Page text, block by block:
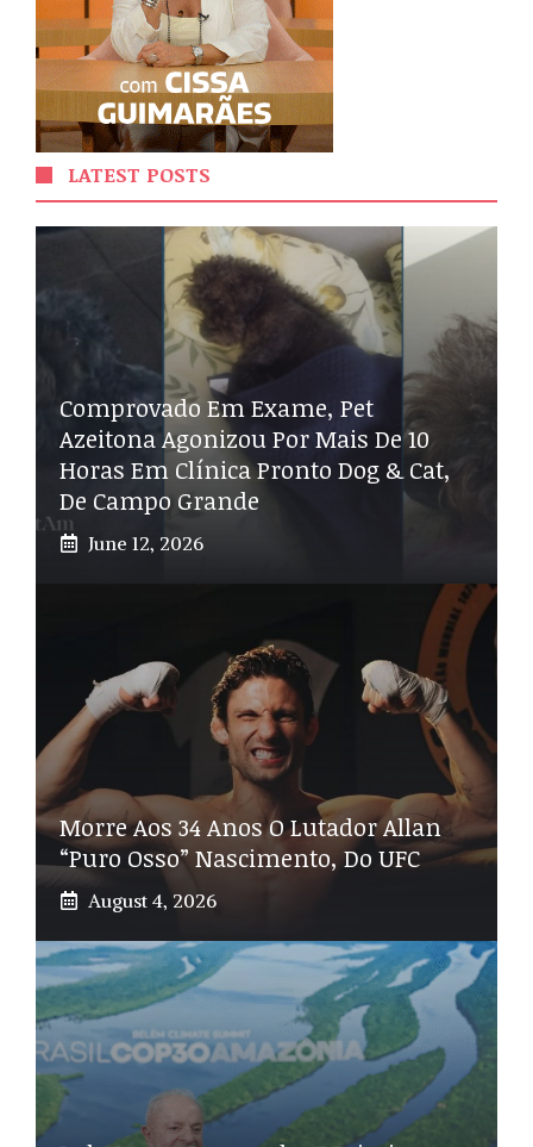
LATEST POSTS
Comprovado Em Exame, Pet
Azeitona Agonizou Por Mais De 10
Horas Em Clínica Pronto Dog & Cat,
De Campo Grande
June 12, 2026
Morre Aos 34 Anos O Lutador Allan
“Puro Osso” Nascimento, Do UFC
August 4, 2026